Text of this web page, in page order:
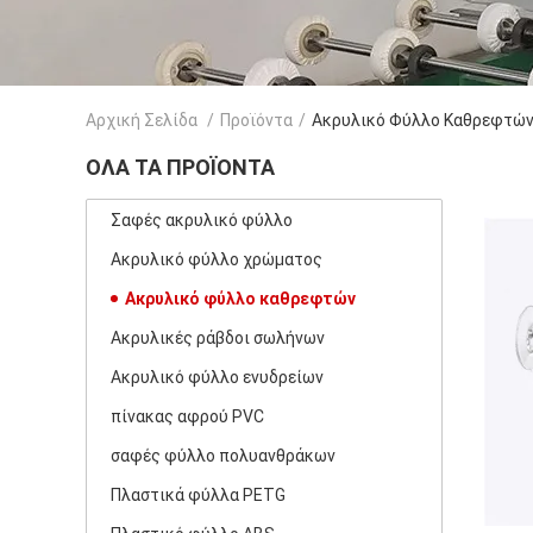
Αρχική Σελίδα / Προϊόντα / Ακρυλικό Φύλλο Καθρεφτών
ΌΛΑ ΤΑ ΠΡΟΪΌΝΤΑ
Σαφές ακρυλικό φύλλο
Ακρυλικό φύλλο χρώματος
Ακρυλικό φύλλο καθρεφτών
Ακρυλικές ράβδοι σωλήνων
Ακρυλικό φύλλο ενυδρείων
πίνακας αφρού PVC
σαφές φύλλο πολυανθράκων
Πλαστικά φύλλα PETG